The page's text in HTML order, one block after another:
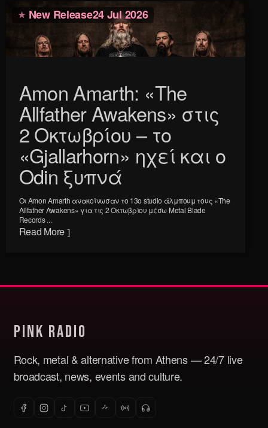
New Release24 Jul 2026
Amon Amarth: «The
Allfather Awakens» στις
2 Οκτωβρίου – το
«Gjallarhorn» ηχεί και ο
Odin ξυπνά
Οι Amon Amarth ανακοίνωσαν το 13ο studio άλμπουμ τους «The
Allfather Awakens» για τις 2 Οκτωβρίου μέσω Metal Blade
Records ...
Read More
Pink Radio
Rock, metal & alternative from Athens — 24/7 live
broadcast, news, events and culture.